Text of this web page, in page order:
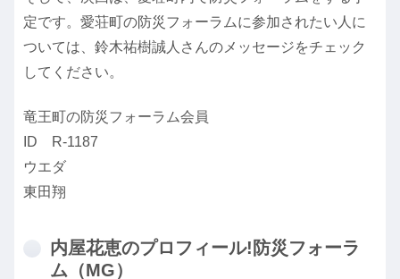
定です。愛荘町の防災フォーラムに参加されたい人に
ついては、鈴木祐樹誠人さんのメッセージをチェック
してください。
竜王町の防災フォーラム会員
ID R-1187
ウエダ
東田翔
内屋花恵のプロフィール!防災フォーラ
ム（MG）